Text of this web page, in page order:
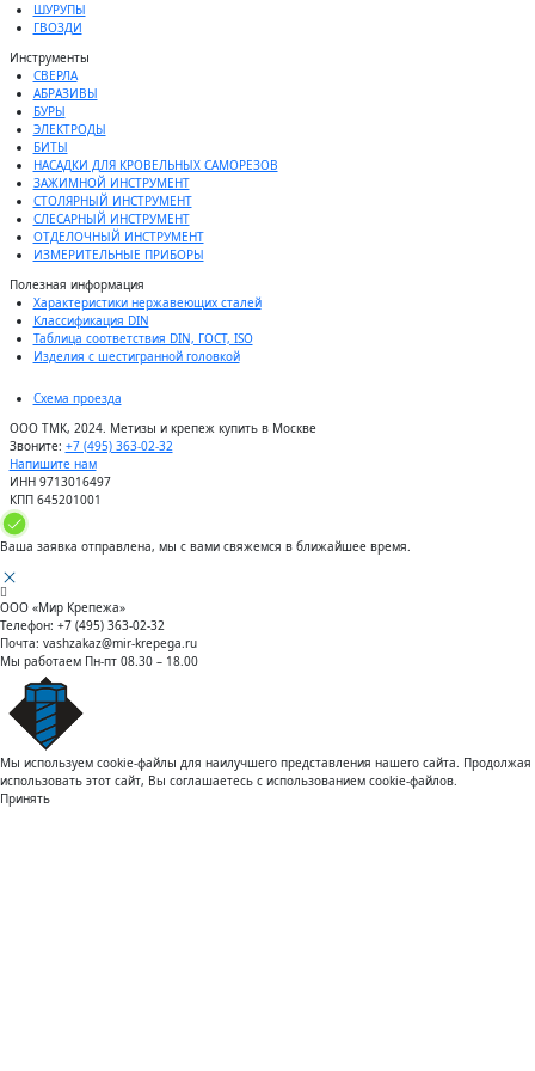
ШУРУПЫ
ГВОЗДИ
Инструменты
СВЕРЛА
АБРАЗИВЫ
БУРЫ
ЭЛЕКТРОДЫ
БИТЫ
НАСАДКИ ДЛЯ КРОВЕЛЬНЫХ САМОРЕЗОВ
ЗАЖИМНОЙ ИНСТРУМЕНТ
СТОЛЯРНЫЙ ИНСТРУМЕНТ
СЛЕСАРНЫЙ ИНСТРУМЕНТ
ОТДЕЛОЧНЫЙ ИНСТРУМЕНТ
ИЗМЕРИТЕЛЬНЫЕ ПРИБОРЫ
Полезная информация
Характеристики нержавеющих сталей
Классификация DIN
Таблица соответствия DIN, ГОСТ, ISO
Изделия с шестигранной головкой
Схема проезда
ООО ТМК, 2024. Метизы и крепеж купить в Москве
Звоните: +7 (495) 363-02-32
Напишите нам
ИНН 9713016497
КПП 645201001
Ваша заявка отправлена, мы с вами свяжемся в ближайшее время.
ООО «Мир Крепежа»
Телефон: +7 (495) 363-02-32
Почта: vashzakaz@mir-krepega.ru
Мы работаем Пн-пт 08.30 – 18.00
Мы используем cookie-файлы для наилучшего представления нашего сайта. Продолжая
использовать этот сайт, Вы соглашаетесь с использованием cookie-файлов.
Принять